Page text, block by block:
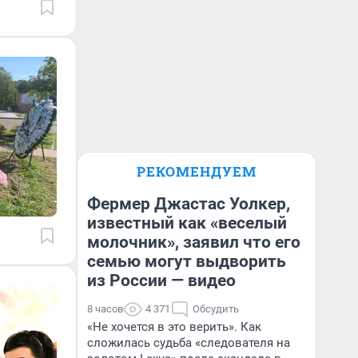
РЕКОМЕНДУЕМ
Фермер Джастас Уолкер,
известный как «веселый
молочник», заявил что его
семью могут выдворить
из России — видео
8 часов 4 371 Обсудить
«Не хочется в это верить». Как
сложилась судьба «следователя на